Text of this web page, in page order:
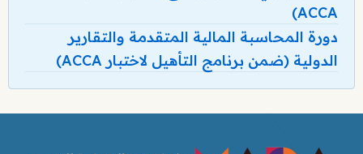
ACCA)
دورة المحاسبة المالية المتقدمة والتقارير
الدولية (ضمن برنامج التأهيل لاختبار ACCA)